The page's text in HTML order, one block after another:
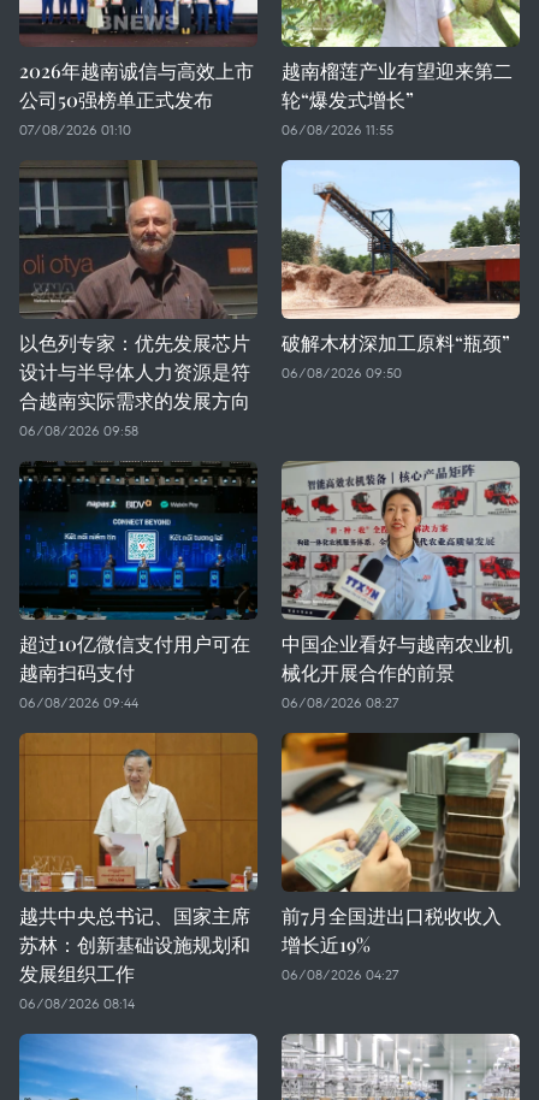
2026年越南诚信与高效上市
公司50强榜单正式发布
07/08/2026 01:10
越南榴莲产业有望迎来第二
轮“爆发式增长”
06/08/2026 11:55
以色列专家：优先发展芯片
设计与半导体人力资源是符
合越南实际需求的发展方向
06/08/2026 09:58
破解木材深加工原料“瓶颈”
06/08/2026 09:50
超过10亿微信支付用户可在
越南扫码支付
06/08/2026 09:44
中国企业看好与越南农业机
械化开展合作的前景
06/08/2026 08:27
越共中央总书记、国家主席
苏林：创新基础设施规划和
发展组织工作
06/08/2026 08:14
前7月全国进出口税收收入
增长近19%
06/08/2026 04:27